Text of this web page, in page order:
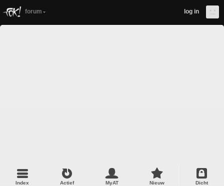
forum log in
Index Actief MyAT Nieuw Dicht